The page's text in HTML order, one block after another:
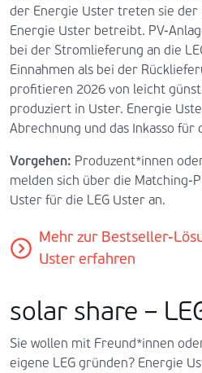
der Energie Uster treten sie der
Energie Uster betreibt. PV-
bei der Stromlieferung an die
Einnahmen als bei der
profitieren 2026 von leicht
produziert in Uster. Energie
Abrechnung und das Inkasso für
Vorgehen: Produzent*innen
melden sich über die Matching-
Uster für die LEG Uster an.
Mehr zur Bestseller-
Uster erfahren
solar share –
Sie wollen mit Freund*innen
eigene LEG gründen? Energie